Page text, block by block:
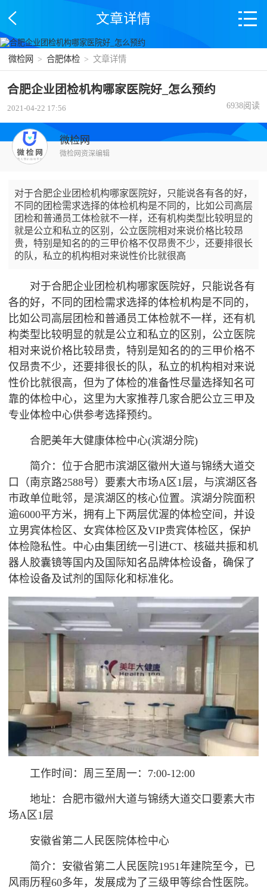
文章详情
微检网 > 合肥体检 > 文章详情
合肥企业团检机构哪家医院好_怎么预约
2021-04-22 17:56 6938阅读
微检网
微检网资深编辑
对于合肥企业团检机构哪家医院好，只能说各有各的好，
不同的团检需求选择的体检机构是不同的，比如公司高层
团检和普通员工体检就不一样，还有机构类型比较明显的
就是公立和私立的区别，公立医院相对来说价格比较昂
贵，特别是知名的的三甲价格不仅昂贵不少，还要排很长
的队，私立的机构相对来说性价比就很高
对于合肥企业团检机构哪家医院好，只能说各有
各的好，不同的团检需求选择的体检机构是不同的，
比如公司高层团检和普通员工体检就不一样，还有机
构类型比较明显的就是公立和私立的区别，公立医院
相对来说价格比较昂贵，特别是知名的的三甲价格不
仅昂贵不少，还要排很长的队，私立的机构相对来说
性价比就很高，但为了体检的准备性尽量选择知名可
靠的体检中心，这里为大家推荐几家合肥公立三甲及
专业体检中心供参考选择预约。
合肥美年大健康体检中心(滨湖分院)
简介：位于合肥市滨湖区徽州大道与锦绣大道交
口（南京路2588号）要素大市场A区1层，与滨湖区各
市政单位毗邻，是滨湖区的核心位置。滨湖分院面积
逾6000平方米，拥有上下两层优渥的体检空间，并设
立男宾体检区、女宾体检区及VIP贵宾体检区，保护
体检隐私性。中心由集团统一引进CT、 核磁共振和机
器人胶囊镜等国内及国际知名品牌体检设备，确保了
体检设备及试剂的国际化和标准化。
工作时间：周三至周一：7:00-12:00
地址：合肥市徽州大道与锦绣大道交口要素大市
场A区1层
安徽省第二人民医院体检中心
简介：安徽省第二人民医院1951年建院至今，已
风雨历程60多年，发展成为了三级甲等综合性医院。